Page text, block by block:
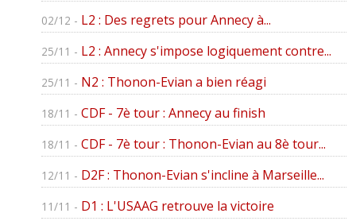
02/12 - L2 : Des regrets pour Annecy à...
25/11 - L2 : Annecy s'impose logiquement contre...
25/11 - N2 : Thonon-Evian a bien réagi
18/11 - CDF - 7è tour : Annecy au finish
18/11 - CDF - 7è tour : Thonon-Evian au 8è tour...
12/11 - D2F : Thonon-Evian s'incline à Marseille...
11/11 - D1 : L'USAAG retrouve la victoire